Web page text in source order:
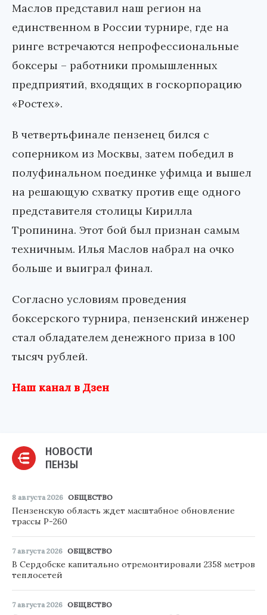
Маслов представил наш регион на
единственном в России турнире, где на
ринге встречаются непрофессиональные
боксеры – работники промышленных
предприятий, входящих в госкорпорацию
«Ростех».
В четвертьфинале пензенец бился с
соперником из Москвы, затем победил в
полуфинальном поединке уфимца и вышел
на решающую схватку против еще одного
представителя столицы Кирилла
Тропинина. Этот бой был признан самым
техничным. Илья Маслов набрал на очко
больше и выиграл финал.
Согласно условиям проведения
боксерского турнира, пензенский инженер
стал обладателем денежного приза в 100
тысяч рублей.
Наш канал в Дзен
НОВОСТИ
ПЕНЗЫ
8 августа 2026 ОБЩЕСТВО
Пензенскую область ждет масштабное обновление
трассы Р-260
7 августа 2026 ОБЩЕСТВО
В Сердобске капитально отремонтировали 2358 метров
теплосетей
7 августа 2026 ОБЩЕСТВО